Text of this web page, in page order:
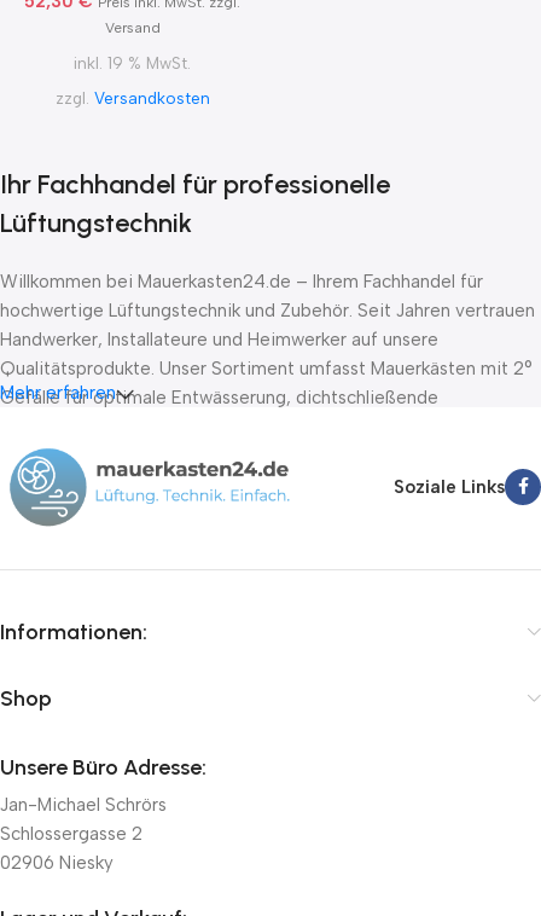
Versand
inkl. 19 % MwSt.
zzgl. Versandkosten
Ihr Fachhandel für professionelle
Lüftungstechnik
Willkommen bei Mauerkasten24.de – Ihrem Fachhandel für
hochwertige Lüftungstechnik und Zubehör. Seit Jahren vertrauen
Handwerker, Installateure und Heimwerker auf unsere
Qualitätsprodukte. Unser Sortiment umfasst Mauerkästen mit 2°
Gefälle für optimale Entwässerung, dichtschließende
von führenden Herstellern wie Belimo, Lufberg und Joventa. Wir
bieten Ihnen schnelle Lieferung innerhalb von 24-72 Stunden,
kompetente Fachberatung und faire Preise.
Mehr erfahren
Soziale Links
Informationen:
Shop
Unsere Büro Adresse:
Jan-Michael Schrörs
Schlossergasse 2
02906 Niesky